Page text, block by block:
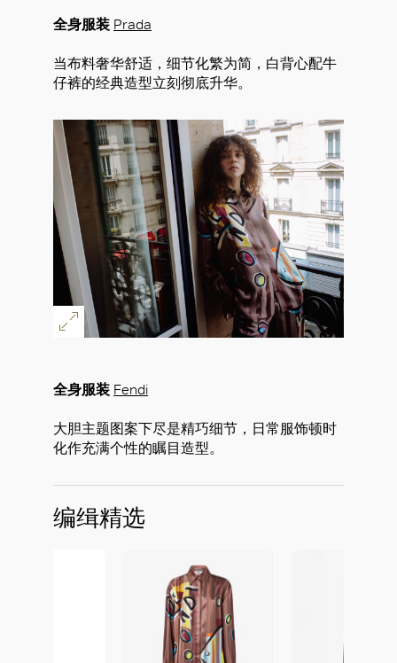
全身服装 Prada
当布料奢华舒适，细节化繁为简，白背心配牛
仔裤的经典造型立刻彻底升华。
全身服装 Fendi
大胆主题图案下尽是精巧细节，日常服饰顿时
化作充满个性的瞩目造型。
编缉精选